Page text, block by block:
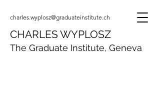
charles.wyplosz@graduateinstitute.ch
CHARLES WYPLOSZ
The Graduate Institute, Geneva